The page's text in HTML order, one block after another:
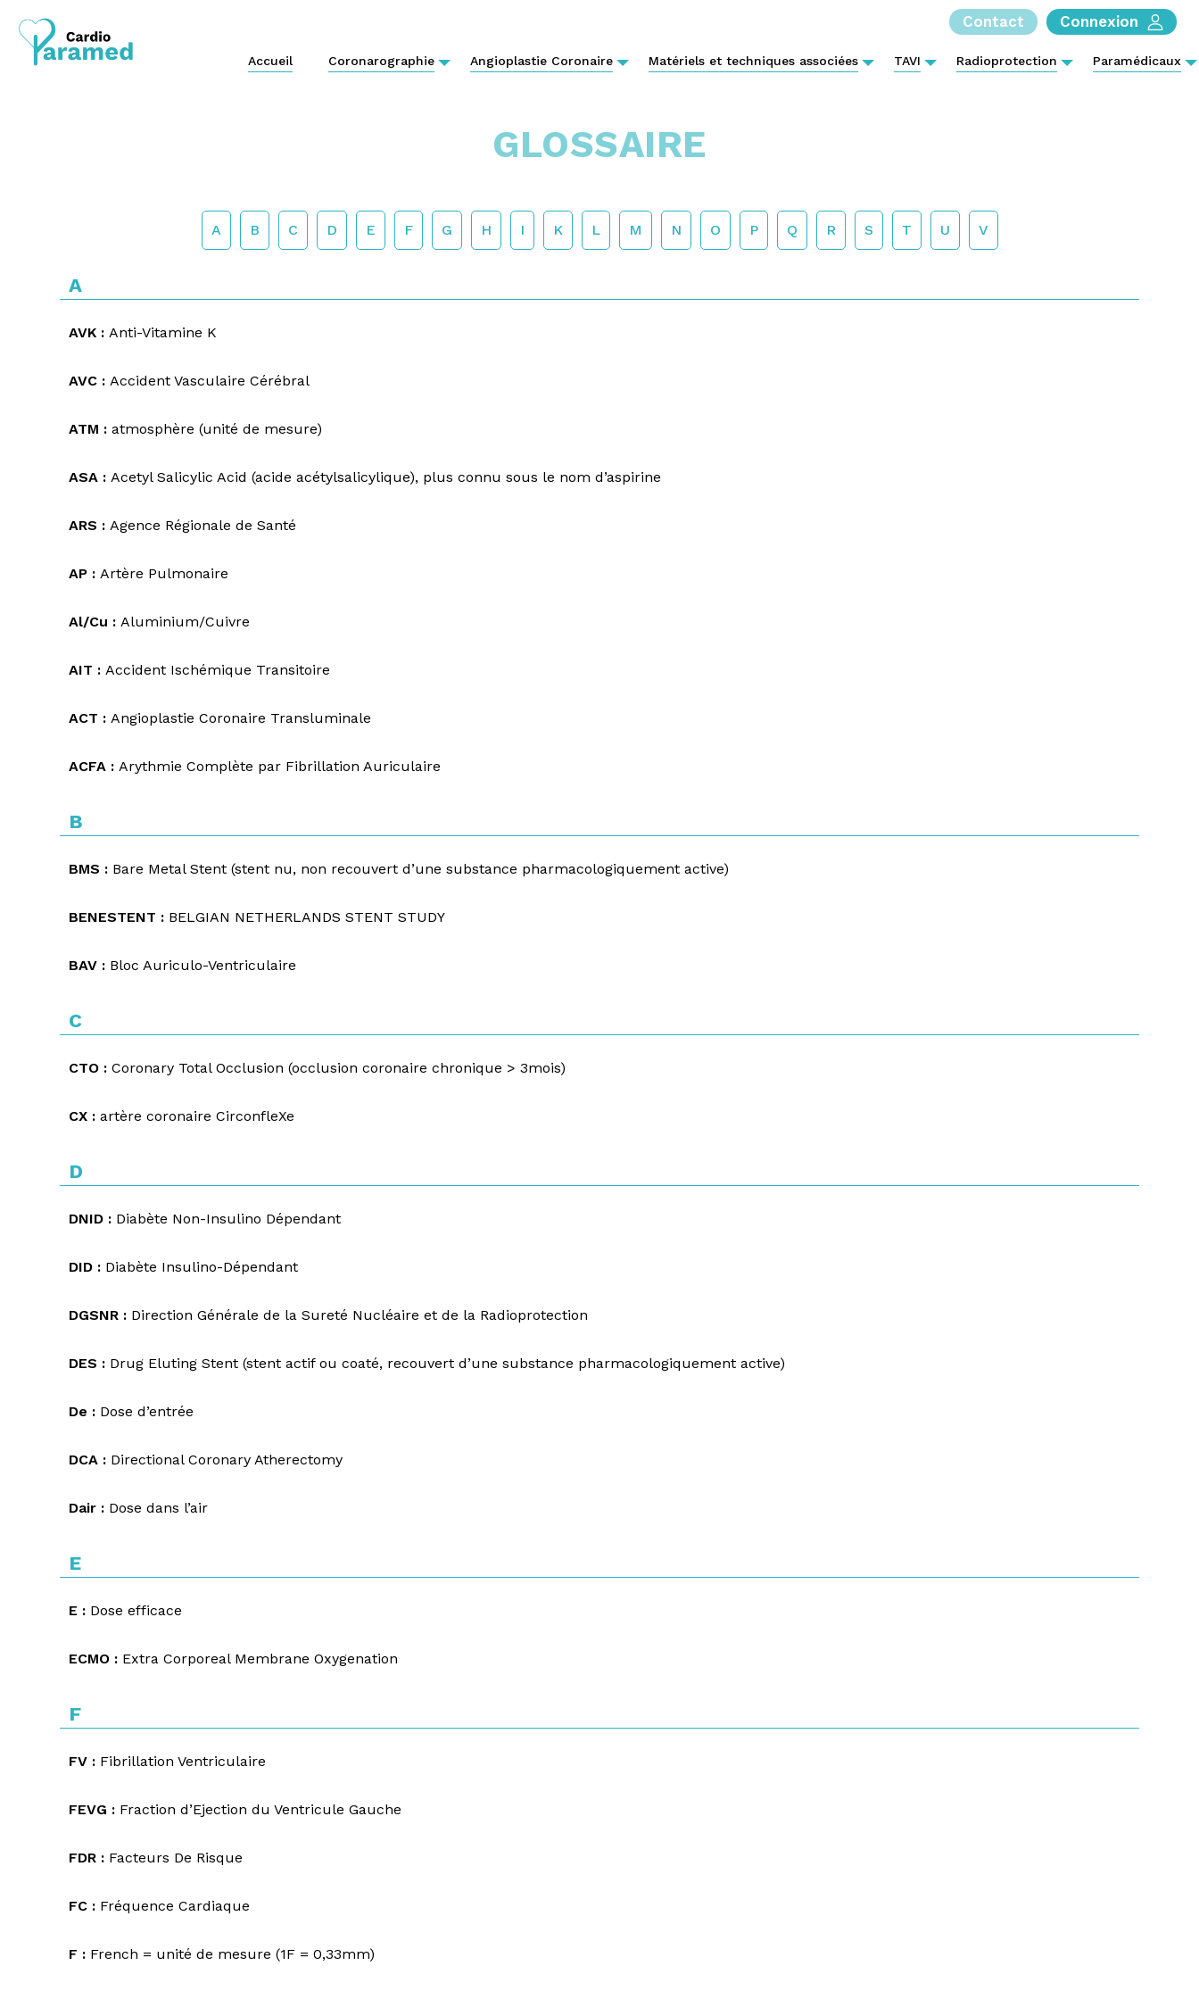
Contact Connexion
Accueil Coronarographie Angioplastie Coronaire Matériels et techniques associées TAVI Radioprotection Paramédicaux
GLOSSAIRE
A B C D E F G H I K L M N O P Q R S T U V
A
AVK : Anti-Vitamine K
AVC : Accident Vasculaire Cérébral
ATM : atmosphère (unité de mesure)
ASA : Acetyl Salicylic Acid (acide acétylsalicylique), plus connu sous le nom d’aspirine
ARS : Agence Régionale de Santé
AP : Artère Pulmonaire
Al/Cu : Aluminium/Cuivre
AIT : Accident Ischémique Transitoire
ACT : Angioplastie Coronaire Transluminale
ACFA : Arythmie Complète par Fibrillation Auriculaire
B
BMS : Bare Metal Stent (stent nu, non recouvert d’une substance pharmacologiquement active)
BENESTENT : BELGIAN NETHERLANDS STENT STUDY
BAV : Bloc Auriculo-Ventriculaire
C
CTO : Coronary Total Occlusion (occlusion coronaire chronique > 3mois)
CX : artère coronaire CirconfleXe
D
DNID : Diabète Non-Insulino Dépendant
DID : Diabète Insulino-Dépendant
DGSNR : Direction Générale de la Sureté Nucléaire et de la Radioprotection
DES : Drug Eluting Stent (stent actif ou coaté, recouvert d’une substance pharmacologiquement active)
De : Dose d’entrée
DCA : Directional Coronary Atherectomy
Dair : Dose dans l’air
E
E : Dose efficace
ECMO : Extra Corporeal Membrane Oxygenation
F
FV : Fibrillation Ventriculaire
FEVG : Fraction d’Ejection du Ventricule Gauche
FDR : Facteurs De Risque
FC : Fréquence Cardiaque
F : French = unité de mesure (1F = 0,33mm)